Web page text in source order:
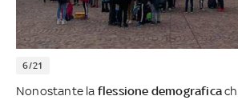
6/21
Nonostante la flessione demografica